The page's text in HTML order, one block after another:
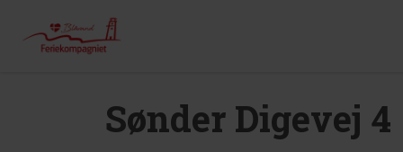
Sønder Digevej 4